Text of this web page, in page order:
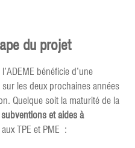
du projet
bénéficie d’une
les deux prochaines années
Quelque soit la maturité de la
subventions et aides à
TPE et PME :